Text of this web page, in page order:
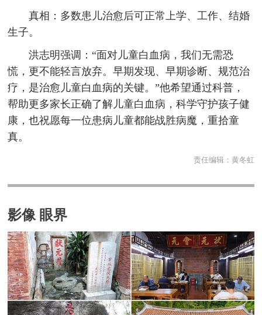
真相：多数患儿治愈后可正常上学、工作、结婚
生子。
洪志明强调：“面对儿童白血病，我们无需恐
慌，更不能轻言放弃。早期发现、早期诊断、规范治
疗，是治愈儿童白血病的关键。”他希望通过科普，
帮助更多家长正确了解儿童白血病，科学守护孩子健
康，也祝愿每一位患病儿童都能战胜病魔，重拾童
真。
责任编辑： 黄冬虹
影像 眼界